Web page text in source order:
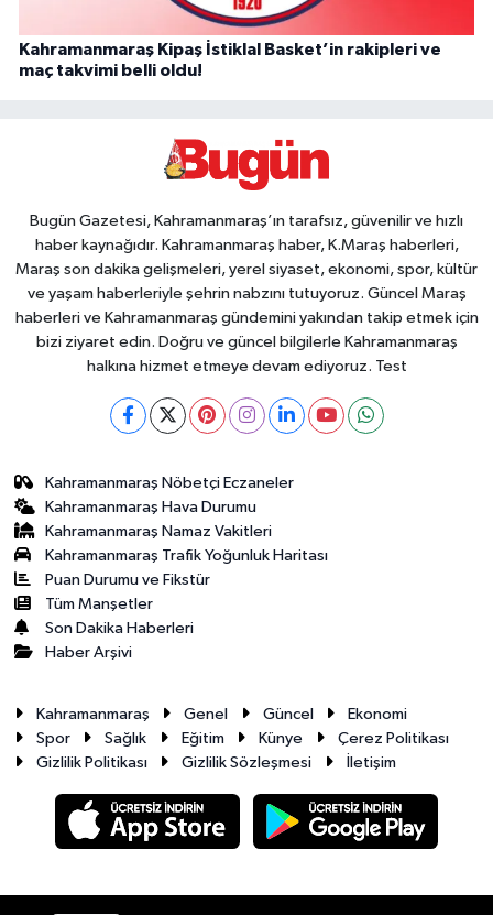
Kahramanmaraş Kipaş İstiklal Basket’in rakipleri ve
maç takvimi belli oldu!
Bugün Gazetesi, Kahramanmaraş’ın tarafsız, güvenilir ve hızlı
haber kaynağıdır. Kahramanmaraş haber, K.Maraş haberleri,
Maraş son dakika gelişmeleri, yerel siyaset, ekonomi, spor, kültür
ve yaşam haberleriyle şehrin nabzını tutuyoruz. Güncel Maraş
haberleri ve Kahramanmaraş gündemini yakından takip etmek için
bizi ziyaret edin. Doğru ve güncel bilgilerle Kahramanmaraş
halkına hizmet etmeye devam ediyoruz. Test
Kahramanmaraş Nöbetçi Eczaneler
Kahramanmaraş Hava Durumu
Kahramanmaraş Namaz Vakitleri
Kahramanmaraş Trafik Yoğunluk Haritası
Puan Durumu ve Fikstür
Tüm Manşetler
Son Dakika Haberleri
Haber Arşivi
Kahramanmaraş Genel Güncel
Ekonomi
Spor
Sağlık Eğitim Künye
Çerez Politikası
Gizlilik Politikası
Gizlilik Sözleşmesi İletişim